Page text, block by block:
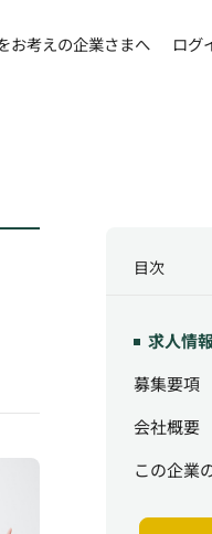
お考えの企業さまへ ログ
目次
求人情
募集要項
会社概要
この企業